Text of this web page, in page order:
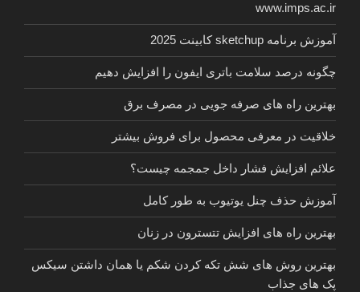
www.imps.ac.ir
آموزش برنامه sketchup کابینت 2025
چگونه درصد سلامت باتری ایفون را افزایش دهیم
بهترین راه های صرفه جویی در مصرف برق
خلاقیت در معرفی محصول برای فروش بیشتر
علائم افزایش فشار داخل جمجمه چیست؟
آموزش حذف چنل یوتیوب به طور کامل
بهترین راه های افزایش تتسترون در زنان
بهترین روش های شش تکه کردن شکم یا همان داشتن سیکس
پک های جذاب